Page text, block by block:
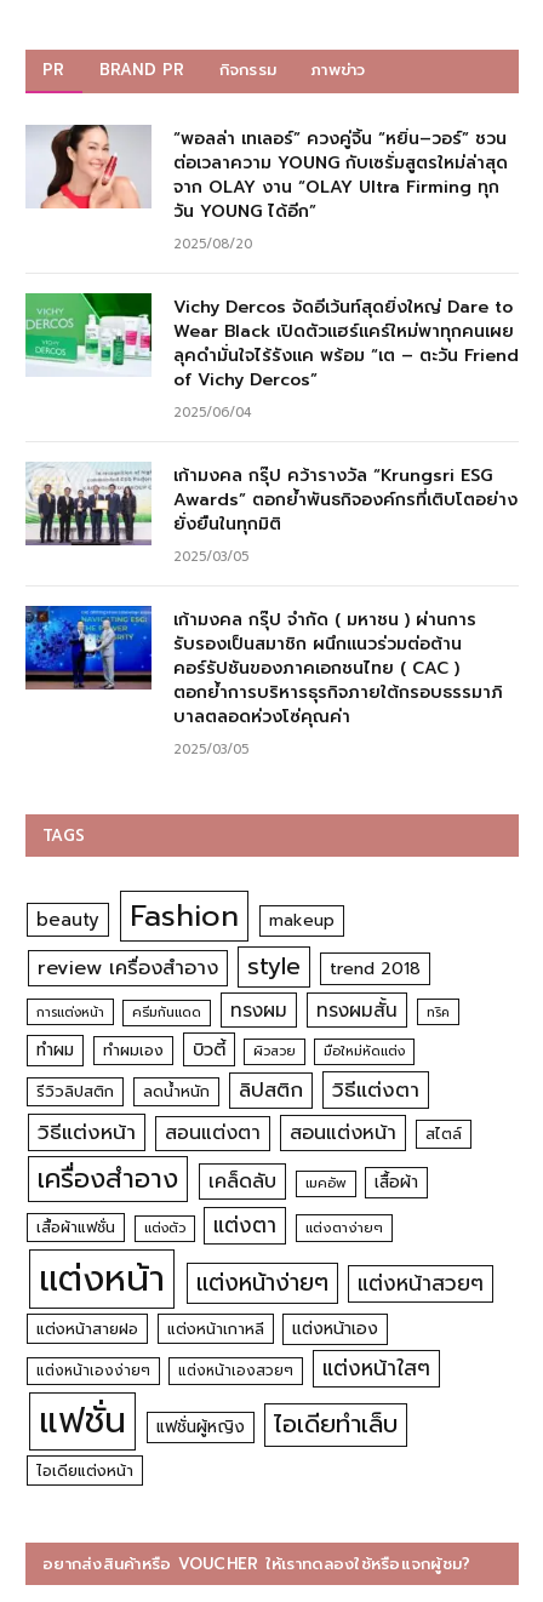
PR BRAND PR กิจกรรม ภาพข่าว
“พอลล่า เทเลอร์” ควงคู่จิ้น “หยิ่น–วอร์” ชวน
ต่อเวลาความ YOUNG กับเซรั่มสูตรใหม่ล่าสุด
จาก OLAY งาน “OLAY Ultra Firming ทุก
วัน YOUNG ได้อีก”
2025/08/20
Vichy Dercos จัดอีเว้นท์สุดยิ่งใหญ่ Dare to
Wear Black เปิดตัวแฮร์แคร์ใหม่พาทุกคนเผย
ลุคดำมั่นใจไร้รังแค พร้อม “เต – ตะวัน Friend
of Vichy Dercos”
2025/06/04
เก้ามงคล กรุ๊ป คว้ารางวัล “Krungsri ESG
Awards” ตอกย้ำพันธกิจองค์กรที่เติบโตอย่าง
ยั่งยืนในทุกมิติ
2025/03/05
เก้ามงคล กรุ๊ป จำกัด ( มหาชน ) ผ่านการ
รับรองเป็นสมาชิก ผนึกแนวร่วมต่อต้าน
คอร์รัปชันของภาคเอกชนไทย ( CAC )
ตอกย้ำการบริหารธุรกิจภายใต้กรอบธรรมาภิ
บาลตลอดห่วงโซ่คุณค่า
2025/03/05
TAGS
beauty Fashion makeup
review เครื่องสำอาง style trend 2018
การแต่งหน้า ครีมกันแดด ทรงผม ทรงผมสั้น ทริค
ทำผม ทำผมเอง บิวตี้ ผิวสวย มือใหม่หัดแต่ง
รีวิวลิปสติก ลดน้ำหนัก ลิปสติก
วิธีแต่งตา
วิธีแต่งหน้า
สอนแต่งตา สอนแต่งหน้า สไตล์
เครื่องสำอาง เคล็ดลับ เมคอัพ เสื้อผ้า
เสื้อผ้าแฟชั่น แต่งตัว แต่งตา แต่งตาง่ายๆ
แต่งหน้า แต่งหน้าง่ายๆ แต่งหน้าสวยๆ
แต่งหน้าสายฝอ แต่งหน้าเกาหลี แต่งหน้าเอง
แต่งหน้าเองง่ายๆ แต่งหน้าเองสวยๆ แต่งหน้าใสๆ
แฟชั่น แฟชั่นผู้หญิง ไอเดียทำเล็บ
ไอเดียแต่งหน้า
อยากส่งสินค้าหรือ VOUCHER ให้เราทดลองใช้หรือแจกผู้ชม?